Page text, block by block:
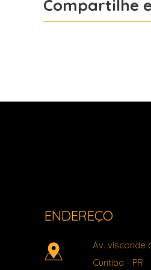
Compartilhe
ENDEREÇO
Av. visconde
Curitiba - PR